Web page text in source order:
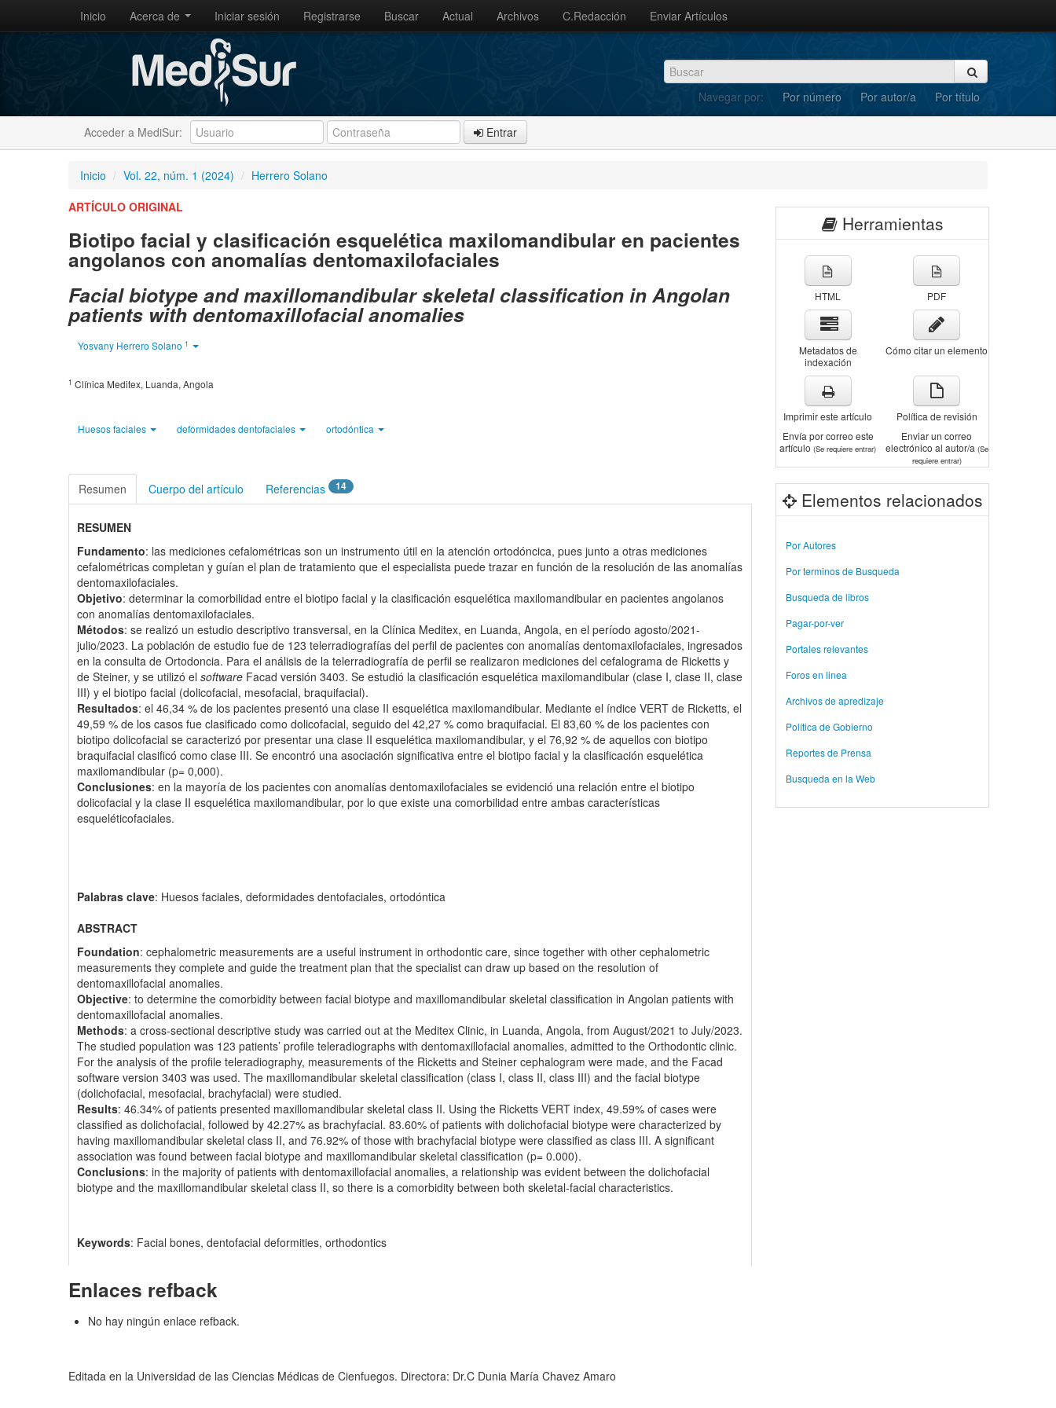
Inicio Acerca de Iniciar sesión Registrarse Buscar Actual Archivos C.Redacción Enviar Artículos
Navegar por: Por número Por autor/a Por título
Acceder a MediSur: Entrar
Inicio / Vol. 22, núm. 1 (2024) / Herrero Solano
Herramientas
HTML PDF
Metadatos de
indexación
Cómo citar un elemento
Imprimir este artículo
Política de revisión
Envía por correo este
artículo(Se requiere entrar)
Enviar un correo
electrónico al autor/a (Se
requiere entrar)
Elementos relacionados
Por Autores
Por terminos de Busqueda
Busqueda de libros
Pagar-por-ver
Portales relevantes
Foros en linea
Archivos de apredizaje
Política de Gobierno
Reportes de Prensa
Busqueda en la Web
ARTÍCULO ORIGINAL
Biotipo facial y clasificación esquelética maxilomandibular en pacientes
angolanos con anomalías dentomaxilofaciales
Facial biotype and maxillomandibular skeletal classification in Angolan
patients with dentomaxillofacial anomalies
Yosvany Herrero Solano 1
1 Clínica Meditex, Luanda, Angola
Huesos faciales deformidades dentofaciales ortodóntica
Resumen Cuerpo del artículo Referencias 14
RESUMEN
Fundamento: las mediciones cefalométricas son un instrumento útil en la atención ortodóncica, pues junto a otras mediciones
cefalométricas completan y guían el plan de tratamiento que el especialista puede trazar en función de la resolución de las anomalías
dentomaxilofaciales.
Objetivo: determinar la comorbilidad entre el biotipo facial y la clasificación esquelética maxilomandibular en pacientes angolanos
con anomalías dentomaxilofaciales.
Métodos: se realizó un estudio descriptivo transversal, en la Clínica Meditex, en Luanda, Angola, en el período agosto/2021-
julio/2023. La población de estudio fue de 123 telerradiografías del perfil de pacientes con anomalías dentomaxilofaciales, ingresados
en la consulta de Ortodoncia. Para el análisis de la telerradiografía de perfil se realizaron mediciones del cefalograma de Ricketts y
de Steiner, y se utilizó el software Facad versión 3403. Se estudió la clasificación esquelética maxilomandibular (clase I, clase II, clase
III) y el biotipo facial (dolicofacial, mesofacial, braquifacial).
Resultados: el 46,34 % de los pacientes presentó una clase II esquelética maxilomandibular. Mediante el índice VERT de Ricketts, el
49,59 % de los casos fue clasificado como dolicofacial, seguido del 42,27 % como braquifacial. El 83,60 % de los pacientes con
biotipo dolicofacial se caracterizó por presentar una clase II esquelética maxilomandibular, y el 76,92 % de aquellos con biotipo
braquifacial clasificó como clase III. Se encontró una asociación significativa entre el biotipo facial y la clasificación esquelética
maxilomandibular (p= 0,000).
Conclusiones: en la mayoría de los pacientes con anomalías dentomaxilofaciales se evidenció una relación entre el biotipo
dolicofacial y la clase II esquelética maxilomandibular, por lo que existe una comorbilidad entre ambas características
esqueléticofaciales.
Palabras clave: Huesos faciales, deformidades dentofaciales, ortodóntica
ABSTRACT
Foundation: cephalometric measurements are a useful instrument in orthodontic care, since together with other cephalometric
measurements they complete and guide the treatment plan that the specialist can draw up based on the resolution of
dentomaxillofacial anomalies.
Objective: to determine the comorbidity between facial biotype and maxillomandibular skeletal classification in Angolan patients with
dentomaxillofacial anomalies.
Methods: a cross-sectional descriptive study was carried out at the Meditex Clinic, in Luanda, Angola, from August/2021 to July/2023.
The studied population was 123 patients’ profile teleradiographs with dentomaxillofacial anomalies, admitted to the Orthodontic clinic.
For the analysis of the profile teleradiography, measurements of the Ricketts and Steiner cephalogram were made, and the Facad
software version 3403 was used. The maxillomandibular skeletal classification (class I, class II, class III) and the facial biotype
(dolichofacial, mesofacial, brachyfacial) were studied.
Results: 46.34% of patients presented maxillomandibular skeletal class II. Using the Ricketts VERT index, 49.59% of cases were
classified as dolichofacial, followed by 42.27% as brachyfacial. 83.60% of patients with dolichofacial biotype were characterized by
having maxillomandibular skeletal class II, and 76.92% of those with brachyfacial biotype were classified as class III. A significant
association was found between facial biotype and maxillomandibular skeletal classification (p= 0.000).
Conclusions: in the majority of patients with dentomaxillofacial anomalies, a relationship was evident between the dolichofacial
biotype and the maxillomandibular skeletal class II, so there is a comorbidity between both skeletal-facial characteristics.
Keywords: Facial bones, dentofacial deformities, orthodontics
Enlaces refback
No hay ningún enlace refback.
Editada en la Universidad de las Ciencias Médicas de Cienfuegos. Directora: Dr.C Dunia María Chavez Amaro